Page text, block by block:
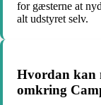
for gæsterne at
alt udstyret selv.
Hvordan kan
omkring